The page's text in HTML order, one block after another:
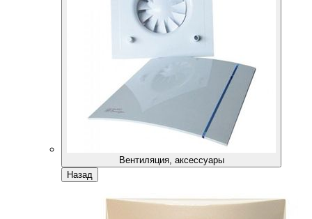
Вентиляция, аксессуары
Назад